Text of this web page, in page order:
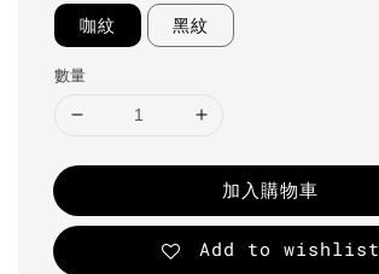
咖紋 黑紋
數量
加入購物車
Add to wishlist